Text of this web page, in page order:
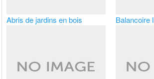
Abris de jardins en bois Balancoire